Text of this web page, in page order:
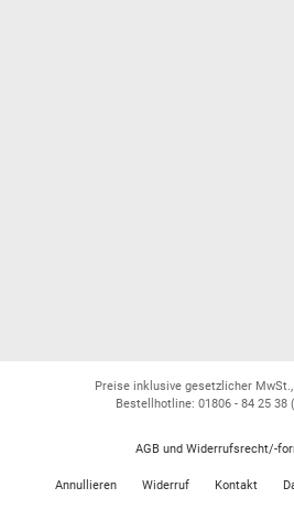
Preise inklusive gesetzlicher
Bestellhotline: 01806 - 84 25 38
AGB und Widerrufsrecht/-
Annullieren Widerruf Kontakt